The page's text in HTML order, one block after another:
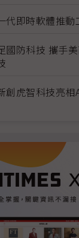
代即時軟體推動
國防科技 攜手
創虎智科技亮相